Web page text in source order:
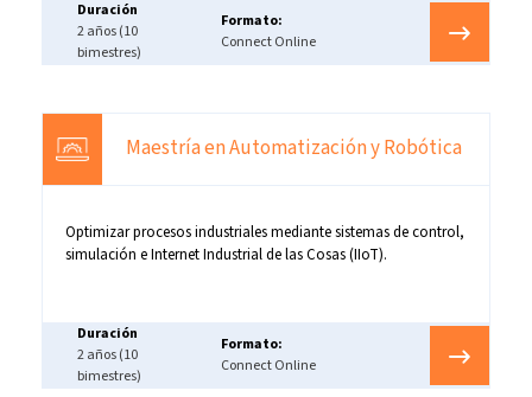
Duración
2 años (10
bimestres)
Formato:
Connect Online
Maestría en Automatización y Robótica
Optimizar procesos industriales mediante sistemas de control,
simulación e Internet Industrial de las Cosas (IIoT).
Duración
2 años (10
bimestres)
Formato:
Connect Online